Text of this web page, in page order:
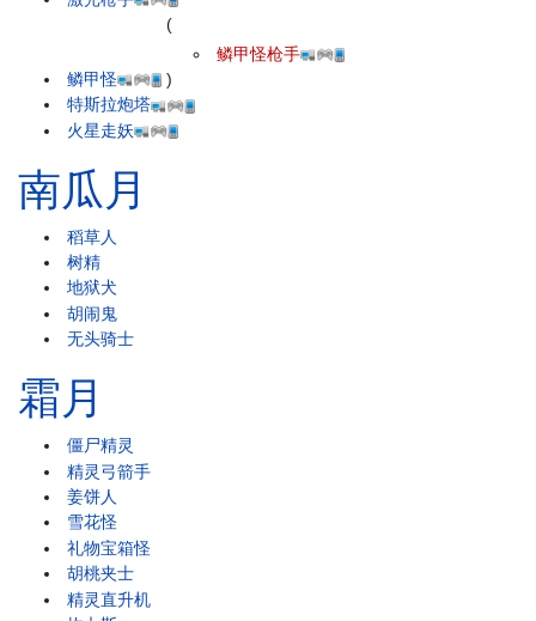
鳞甲怪
(
鳞甲怪枪手
)
特斯拉炮塔
火星走妖
南瓜月
稻草人
树精
地狱犬
胡闹鬼
无头骑士
霜月
僵尸精灵
精灵弓箭手
姜饼人
雪花怪
礼物宝箱怪
胡桃夹士
精灵直升机